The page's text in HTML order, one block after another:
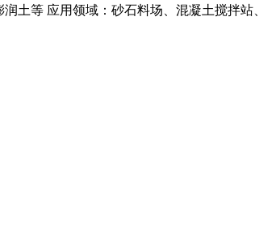
土等 应用领域：砂石料场、混凝土搅拌站、